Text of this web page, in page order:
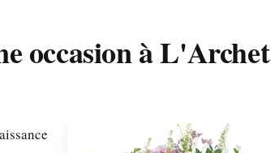
occasion à L'Archet